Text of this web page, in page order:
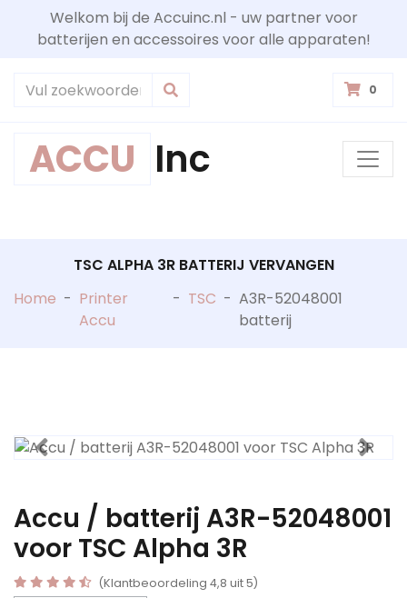
Welkom bij de Accuinc.nl - uw partner voor
batterijen en accessoires voor alle apparaten!
0
ACCU Inc
TSC ALPHA 3R BATTERIJ VERVANGEN
Home - Printer
Accu
- TSC - A3R-52048001
batterij
Accu / batterij A3R-52048001
voor TSC Alpha 3R
(Klantbeoordeling 4,8 uit 5)